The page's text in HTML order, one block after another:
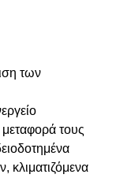
των
τους